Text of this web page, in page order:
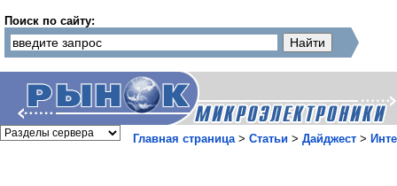
Поиск по сайту:
Главная страница> Статьи > Дайджест >